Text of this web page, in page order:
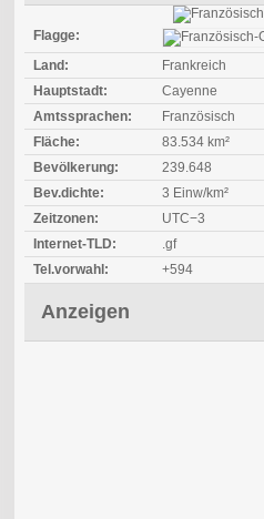
Flagge:
Land:
Frankreich
Hauptstadt:
Cayenne
Amtssprachen:
Französisch
Fläche:
83.534 km²
Bevölkerung:
239.648
Bev.dichte:
3 Einw/km²
Zeitzonen:
UTC−3
Internet-TLD:
.gf
Tel.vorwahl:
+594
Anzeigen